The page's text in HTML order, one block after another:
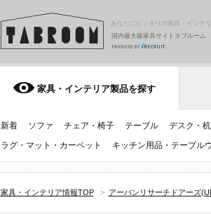
あなたにピッタリの家具・インテ
国内最大級家具サイトタブルーム
家具・インテリア製品を探す
新着 ソファ チェア・椅子 テーブル デスク・机
ラグ・マット・カーペット
キッチン用品・テーブル
家具・インテリア情報TOP > アーバンリサーチドアーズ